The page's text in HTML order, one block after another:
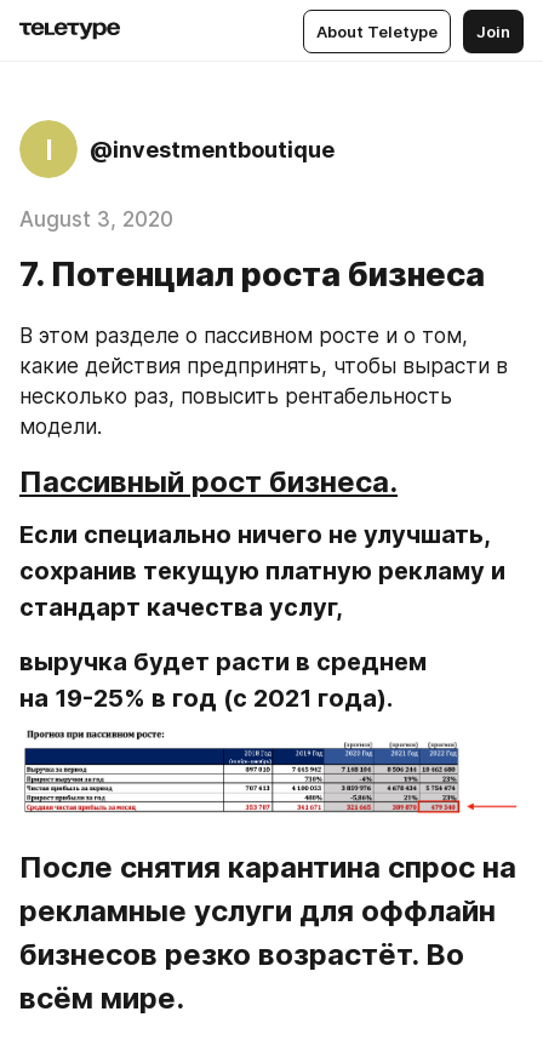
About Teletype Join
I @investmentboutique
August 3, 2020
7. Потенциал роста бизнеса
В этом разделе о пассивном росте и о том,
какие действия предпринять, чтобы вырасти в
несколько раз, повысить рентабельность
модели.
Пассивный рост бизнеса.
Если специально ничего не улучшать,
сохранив текущую платную рекламу и
стандарт качества услуг,
выручка будет расти в среднем
на 19-25% в год (с 2021 года).
После снятия карантина спрос на
рекламные услуги для оффлайн
бизнесов резко возрастёт. Во
всём мире.